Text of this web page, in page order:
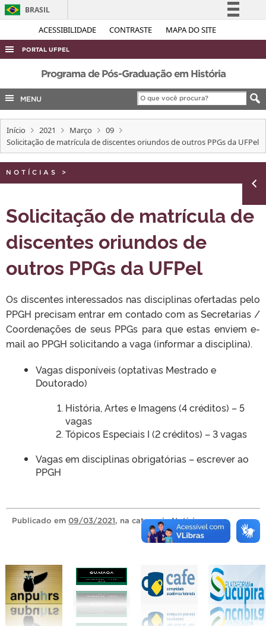
ACESSIBILIDADE CONTRASTE MAPA DO SITE
BRASIL
Simplifique!
Acesso à informação
Legislação
Canais
PORTAL UFPEL
ACESSO À INFORMAÇÃO
AUDITORIA
COBALTO
CONCURSOS
INTERNACIONAL
PORTARIAS
Programa de Pós-Graduação em História
MENU
Início 2021 Março
09
Solicitação de matrícula de discentes oriundos de outros PPGs da UFPel
NOTÍCIAS >
Solicitação de matrícula de
discentes oriundos de
outros PPGs da UFPel
Os discentes interessados nas disciplinas ofertadas pelo
PPGH precisam entrar em contado com as Secretarias /
Coordenações de seus PPGs para que estas enviem e-
mail ao PPGH solicitando a vaga (informar a disciplina).
Vagas disponíveis (optativas Mestrado e
Doutorado)
História, Artes e Imagens (4 créditos) – 5
vagas
Tópicos Especiais I (2 créditos) – 3 vagas
Vagas em disciplinas obrigatórias – escrever ao
PPGH
Publicado em 09/03/2021, na categoriaNotícias.